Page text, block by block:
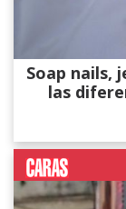
Soap nails,
las